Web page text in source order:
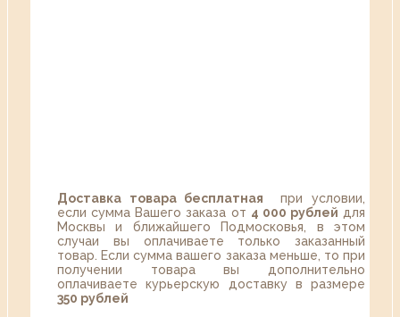
Доставка товара бесплатная при условии,
если сумма Вашего заказа от 4 000 рублей для
Москвы и ближайшего Подмосковья, в этом
случаи вы оплачиваете только заказанный
товар. Если сумма вашего заказа меньше, то при
получении товара вы дополнительно
оплачиваете курьерскую доставку в размере
350 рублей